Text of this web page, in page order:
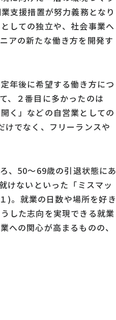
支援措置が努力義務となり
しての独立や、社会事業へ
アの新たな働き方を開発す
年後に希望する働き方につ
、２番目に多かったのは
く」などの自営業としての
でなく、フリーランスや
、50～69歳の引退状態にあ
けないといった「ミスマッ
)。就業の日数や場所を好き
した志向を実現できる就業
への関心が高まるものの、